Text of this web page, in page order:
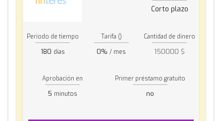
Corto plazo
Periodo de tiempo
180 días
Tarifa ()
0% / mes
Cantidad de dinero
150000 $
Aprobación en
5 minutos
Primer préstamo gratuito
no